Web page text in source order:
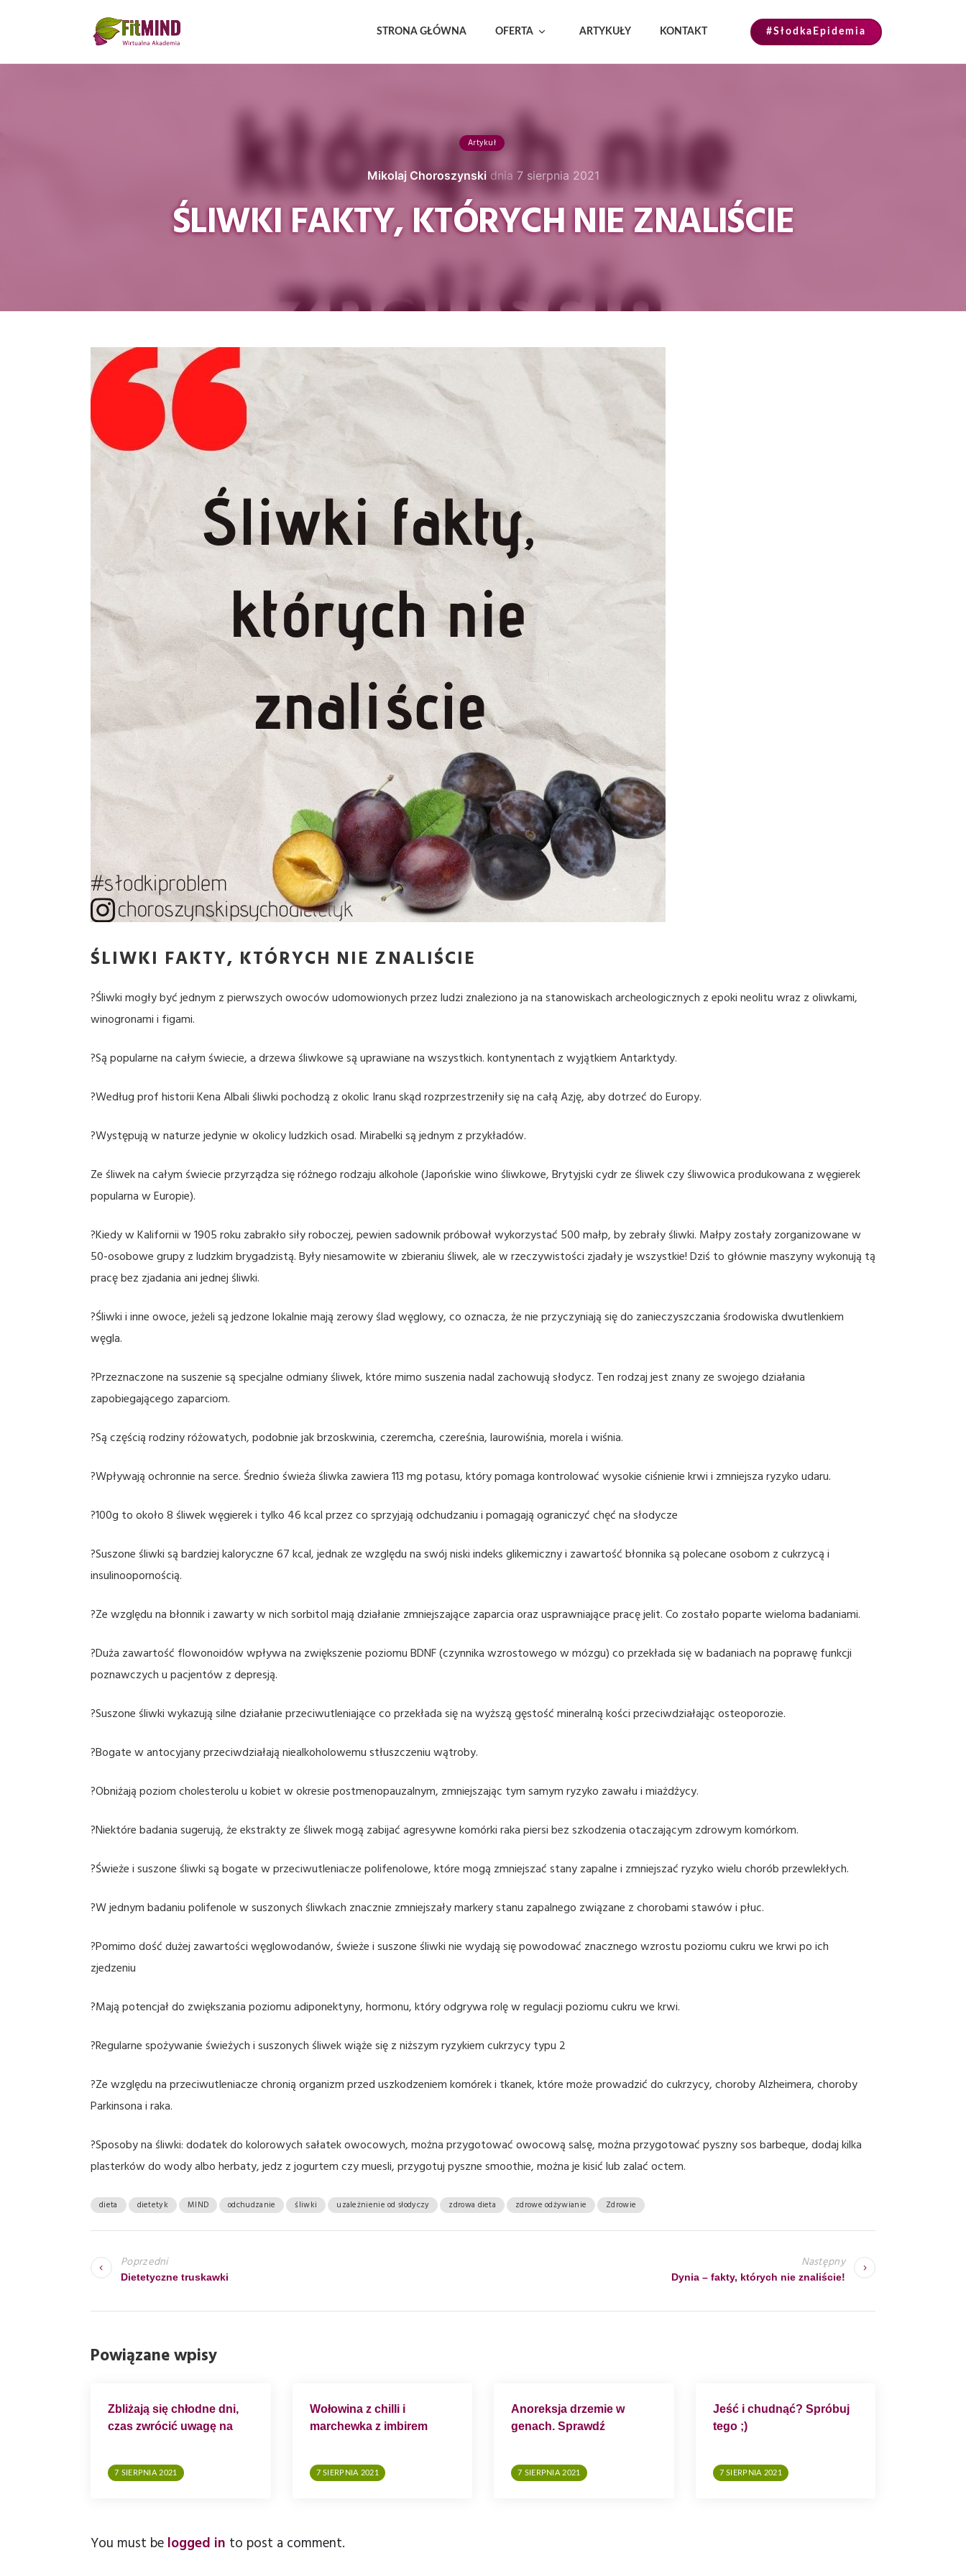
STRONA GŁÓWNA OFERTA ARTYKUŁY KONTAKT #SłodkaEpidemia
Artykuł
Mikolaj Choroszynski dnia 7 sierpnia 2021
ŚLIWKI FAKTY, KTÓRYCH NIE ZNALIŚCIE
ŚLIWKI FAKTY, KTÓRYCH NIE ZNALIŚCIE
?Śliwki mogły być jednym z pierwszych owoców udomowionych przez ludzi znaleziono ja na stanowiskach archeologicznych z epoki neolitu wraz z oliwkami,
winogronami i figami.
?Są popularne na całym świecie, a drzewa śliwkowe są uprawiane na wszystkich. kontynentach z wyjątkiem Antarktydy.
?Według prof historii Kena Albali śliwki pochodzą z okolic Iranu skąd rozprzestrzeniły się na całą Azję, aby dotrzeć do Europy.
?Występują w naturze jedynie w okolicy ludzkich osad. Mirabelki są jednym z przykładów.
Ze śliwek na całym świecie przyrządza się różnego rodzaju alkohole (Japońskie wino śliwkowe, Brytyjski cydr ze śliwek czy śliwowica produkowana z węgierek
popularna w Europie).
?Kiedy w Kalifornii w 1905 roku zabrakło siły roboczej, pewien sadownik próbował wykorzystać 500 małp, by zebrały śliwki. Małpy zostały zorganizowane w
50-osobowe grupy z ludzkim brygadzistą. Były niesamowite w zbieraniu śliwek, ale w rzeczywistości zjadały je wszystkie! Dziś to głównie maszyny wykonują tą
pracę bez zjadania ani jednej śliwki.
?Śliwki i inne owoce, jeżeli są jedzone lokalnie mają zerowy ślad węglowy, co oznacza, że nie przyczyniają się do zanieczyszczania środowiska dwutlenkiem
węgla.
?Przeznaczone na suszenie są specjalne odmiany śliwek, które mimo suszenia nadal zachowują słodycz. Ten rodzaj jest znany ze swojego działania
zapobiegającego zaparciom.
?Są częścią rodziny różowatych, podobnie jak brzoskwinia, czeremcha, czereśnia, laurowiśnia, morela i wiśnia.
?Wpływają ochronnie na serce. Średnio świeża śliwka zawiera 113 mg potasu, który pomaga kontrolować wysokie ciśnienie krwi i zmniejsza ryzyko udaru.
?100g to około 8 śliwek węgierek i tylko 46 kcal przez co sprzyjają odchudzaniu i pomagają ograniczyć chęć na słodycze
?Suszone śliwki są bardziej kaloryczne 67 kcal, jednak ze względu na swój niski indeks glikemiczny i zawartość błonnika są polecane osobom z cukrzycą i
insulinoopornością.
?Ze względu na błonnik i zawarty w nich sorbitol mają działanie zmniejszające zaparcia oraz usprawniające pracę jelit. Co zostało poparte wieloma badaniami.
?Duża zawartość flowonoidów wpływa na zwiększenie poziomu BDNF (czynnika wzrostowego w mózgu) co przekłada się w badaniach na poprawę funkcji
poznawczych u pacjentów z depresją.
?Suszone śliwki wykazują silne działanie przeciwutleniające co przekłada się na wyższą gęstość mineralną kości przeciwdziałając osteoporozie.
?Bogate w antocyjany przeciwdziałają niealkoholowemu stłuszczeniu wątroby.
?Obniżają poziom cholesterolu u kobiet w okresie postmenopauzalnym, zmniejszając tym samym ryzyko zawału i miażdżycy.
?Niektóre badania sugerują, że ekstrakty ze śliwek mogą zabijać agresywne komórki raka piersi bez szkodzenia otaczającym zdrowym komórkom.
?Świeże i suszone śliwki są bogate w przeciwutleniacze polifenolowe, które mogą zmniejszać stany zapalne i zmniejszać ryzyko wielu chorób przewlekłych.
?W jednym badaniu polifenole w suszonych śliwkach znacznie zmniejszały markery stanu zapalnego związane z chorobami stawów i płuc.
?Pomimo dość dużej zawartości węglowodanów, świeże i suszone śliwki nie wydają się powodować znacznego wzrostu poziomu cukru we krwi po ich
zjedzeniu
?Mają potencjał do zwiększania poziomu adiponektyny, hormonu, który odgrywa rolę w regulacji poziomu cukru we krwi.
?Regularne spożywanie świeżych i suszonych śliwek wiąże się z niższym ryzykiem cukrzycy typu 2
?Ze względu na przeciwutleniacze chronią organizm przed uszkodzeniem komórek i tkanek, które może prowadzić do cukrzycy, choroby Alzheimera, choroby
Parkinsona i raka.
?Sposoby na śliwki: dodatek do kolorowych sałatek owocowych, można przygotować owocową salsę, można przygotować pyszny sos barbeque, dodaj kilka
plasterków do wody albo herbaty, jedz z jogurtem czy muesli, przygotuj pyszne smoothie, można je kisić lub zalać octem.
dieta dietetyk MIND odchudzanie śliwki uzależnienie od słodyczy zdrowa dieta zdrowe odżywianie Zdrowie
A
W
I
A
W
Poprzedni
Dietetyczne truskawki
Następny
Dynia – fakty, których nie znaliście!
Powiązane wpisy
Zbliżają się chłodne dni,
czas zwrócić uwagę na
7 SIERPNIA 2021
Wołowina z chilli i
marchewka z imbirem
7 SIERPNIA 2021
Anoreksja drzemie w
genach. Sprawdź
7 SIERPNIA 2021
Jeść i chudnąć? Spróbuj
tego ;)
7 SIERPNIA 2021
You must be logged in to post a comment.